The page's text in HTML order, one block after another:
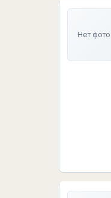
Нет фото